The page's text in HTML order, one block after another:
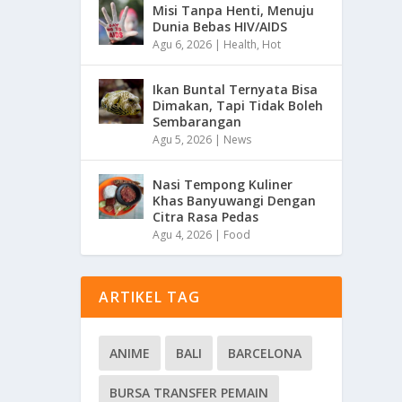
Misi Tanpa Henti, Menuju
Dunia Bebas HIV/AIDS
Agu 6, 2026 | Health, Hot
Ikan Buntal Ternyata Bisa
Dimakan, Tapi Tidak Boleh
Sembarangan
Agu 5, 2026 | News
Nasi Tempong Kuliner
Khas Banyuwangi Dengan
Citra Rasa Pedas
Agu 4, 2026 | Food
ARTIKEL TAG
ANIME BALI BARCELONA
BURSA TRANSFER PEMAIN